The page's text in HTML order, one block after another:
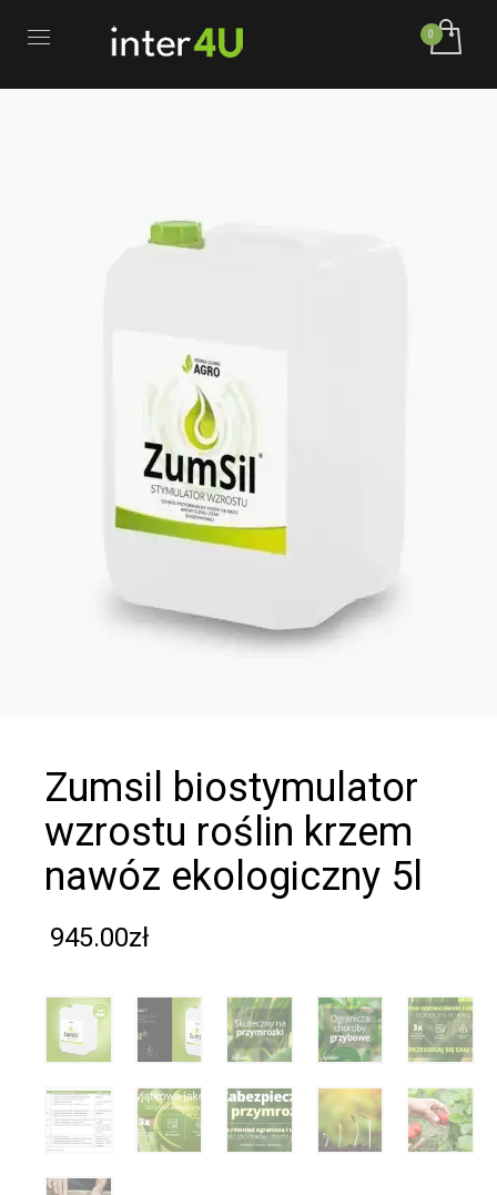
zumsil biostymulator
wzrostu roślin krzem
nawóz ekologiczny 5l
945.00zł